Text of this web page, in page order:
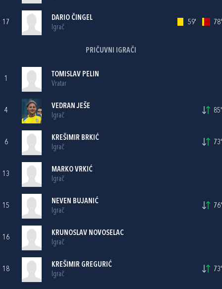
17
DARIO ČINGEL
Igrač
59' 78'
PRIČUVNI IGRAČI
1
TOMISLAV PELIN
Vratar
4
VEDRAN JEŠE
Igrač
85'
6
KREŠIMIR BRKIĆ
Igrač
73'
13
MARKO VRKIĆ
Igrač
15
NEVEN BUJANIĆ
Igrač
76'
16
KRUNOSLAV NOVOSELAC
Igrač
18
KREŠIMIR GREGURIĆ
Igrač
73'